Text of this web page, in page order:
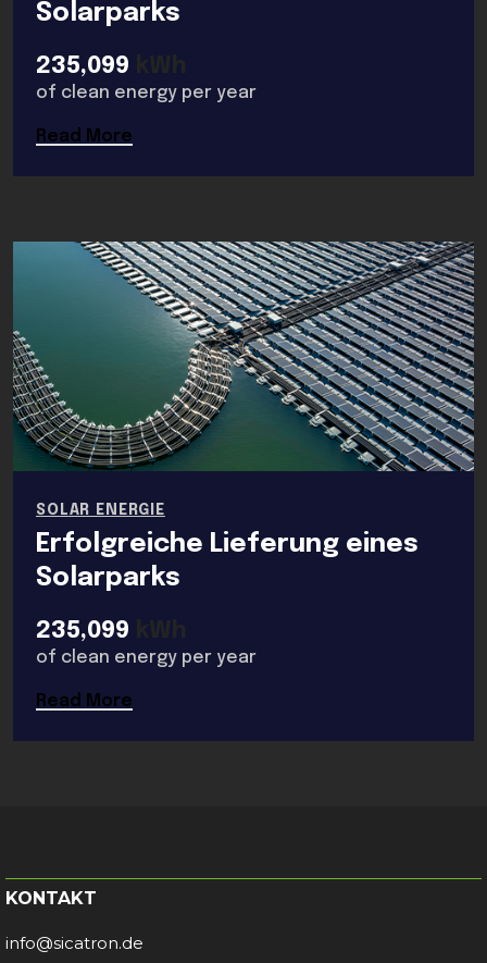
Solarparks
235,099
of clean energy per year
Read More
SOLAR ENERGIE
Erfolgreiche Lieferung eines
Solarparks
235,099
of clean energy per year
Read More
KONTAKT
info@sicatron.de